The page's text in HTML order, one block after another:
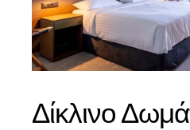
Δίκλινο